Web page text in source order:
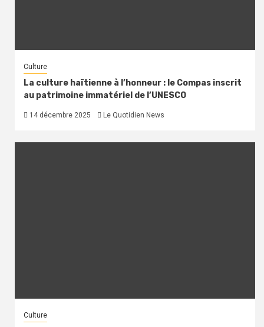
Culture
La culture haïtienne à l’honneur : le Compas inscrit
au patrimoine immatériel de l’UNESCO
14 décembre 2025 Le Quotidien News
Culture